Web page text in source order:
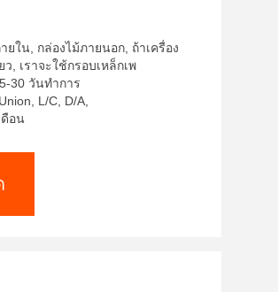
ใน, กล่องไม้ภายนอก, ถ้าเครื่อง
, เราจะใช้กรอบเหล็กเพ
30 วันทำการ
L/C, D/A,
ดือน